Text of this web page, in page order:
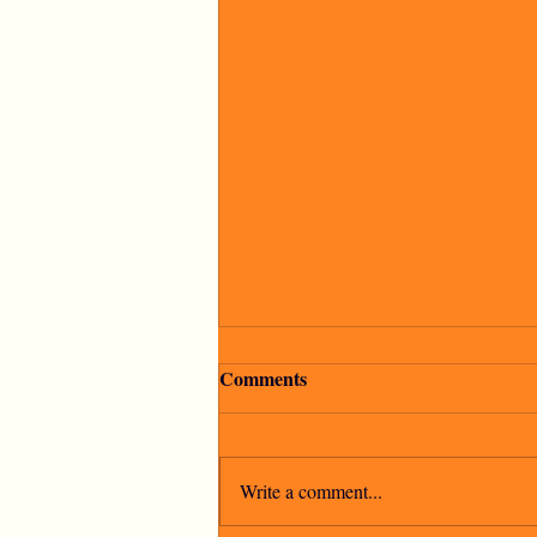
Comments
Write a comment...